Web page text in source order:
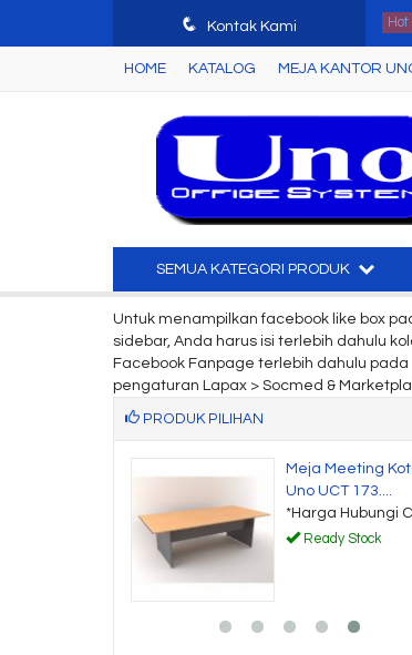
q Kontak Kami
HOME KATALOG MEJA KANTOR
SEMUA KATEGORI PRODUK
Untuk menampilkan facebook like box
sidebar, Anda harus isi terlebih dahulu
Facebook Fanpage terlebih dahulu pada
pengaturan Lapax > Socmed &
PRODUK PILIHAN
Meja Meeting
Uno UCT 173....
*Harga Hubungi
Ready Stock